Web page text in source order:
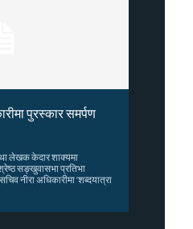
पुरस्कार समर्पण
लेखक केदार शाक्यमा
सङ्खुवासभा प्रतिभा
नीरा अधिकारीमा ‘शब्दयात्रा